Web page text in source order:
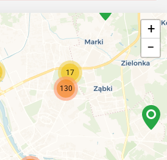
130
17
+
−